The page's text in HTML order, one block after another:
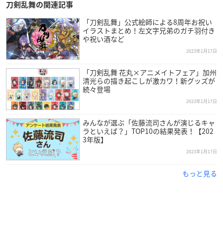
刀剣乱舞の関連記事
「刀剣乱舞」公式絵師による8周年お祝い
イラストまとめ！左文字兄弟のガチ羽付き
や祝い酒など
2023年1月17日
「刀剣乱舞 花丸×アニメイトフェア」加州
清光らの描き起こしが激カワ！新グッズが
続々登場
2023年1月17日
みんなが選ぶ「佐藤流司さんが演じるキャ
ラといえば？」TOP10の結果発表！【202
3年版】
2023年1月17日
もっと見る